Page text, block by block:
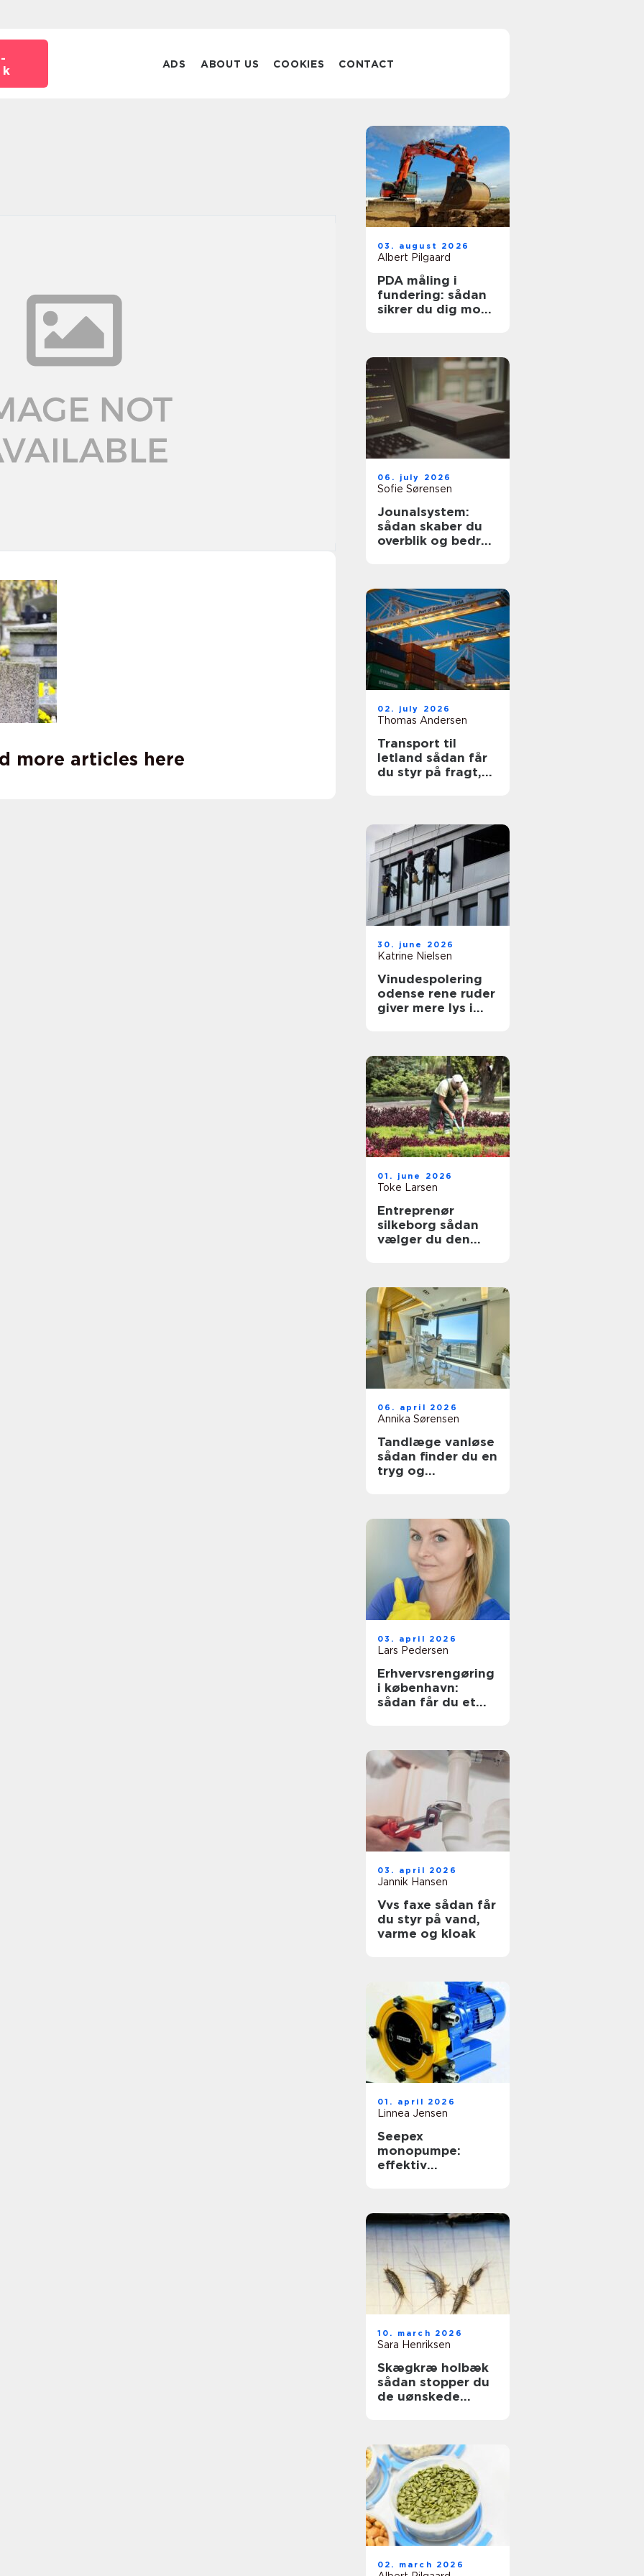
ADS ABOUT US COOKIES CONTACT
more articles here
03. august 2026
Albert Pilgaard
PDA måling i
fundering: sådan
sikrer du dig mod
06. july 2026
Sofie Sørensen
Jounalsystem:
sådan skaber du
overblik og bedre
02. july 2026
Thomas Andersen
Transport til
letland sådan får
du styr på fragt,
30. june 2026
Katrine Nielsen
Vinudespolering
odense rene ruder
giver mere lys i
01. june 2026
Toke Larsen
Entreprenør
silkeborg sådan
vælger du den
06. april 2026
Annika Sørensen
Tandlæge vanløse
sådan finder du en
tryg og
03. april 2026
Lars Pedersen
Erhvervsrengøring
i københavn:
sådan får du et
03. april 2026
Jannik Hansen
Vvs faxe sådan får
du styr på vand,
varme og kloak
01. april 2026
Linnea Jensen
Seepex
monopumpe:
effektiv
10. march 2026
Sara Henriksen
Skægkræ holbæk
sådan stopper du
de uønskede
02. march 2026